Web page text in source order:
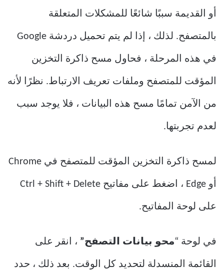
أو القديمة سببًا شائعًا للمشكلات المتعلقة
بالمتصفح. لذلك ، إذا لم يتم تحميل دردشة Google
في هذه المرحلة ، فحاول مسح ذاكرة التخزين
المؤقت للمتصفح وملفات تعريف الارتباط. نظرًا لأنه
من الآمن تمامًا مسح هذه البيانات ، فلا يوجد سبب
لعدم تجربتها.
لمسح ذاكرة التخزين المؤقت للمتصفح في Chrome
أو Edge ، اضغط على مفاتيح Ctrl + Shift + Delete
على لوحة المفاتيح.
في لوحة “محو بيانات التصفح” ، انقر على
القائمة المنسدلة لتحديد كل الوقت. بعد ذلك ، حدد